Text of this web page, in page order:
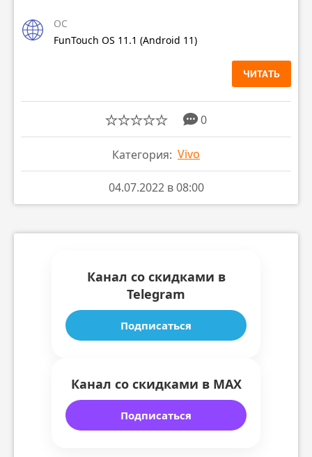
ОС
FunTouch OS 11.1 (Android 11)
ЧИТАТЬ
0
Категория: Vivo
04.07.2022 в 08:00
Канал со скидками в
Telegram
Подписаться
Канал со скидками в MAX
Подписаться